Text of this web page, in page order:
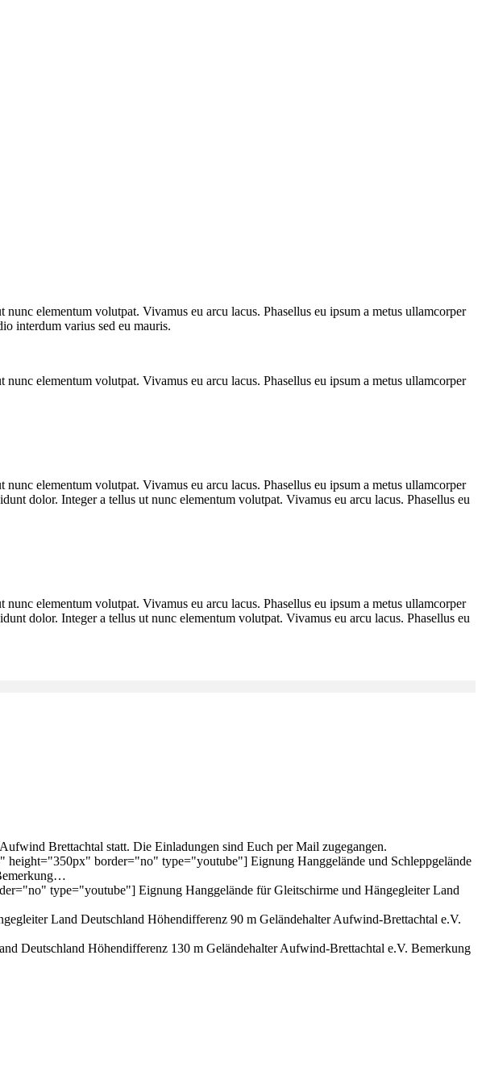
elementum volutpat. Vivamus eu arcu lacus. Phasellus eu ipsum a metus ullamcorper
interdum varius sed eu mauris.
elementum volutpat. Vivamus eu arcu lacus. Phasellus eu ipsum a metus ullamcorper
elementum volutpat. Vivamus eu arcu lacus. Phasellus eu ipsum a metus ullamcorper
dolor. Integer a tellus ut nunc elementum volutpat. Vivamus eu arcu lacus. Phasellus eu
elementum volutpat. Vivamus eu arcu lacus. Phasellus eu ipsum a metus ullamcorper
dolor. Integer a tellus ut nunc elementum volutpat. Vivamus eu arcu lacus. Phasellus eu
Brettachtal statt. Die Einladungen sind Euch per Mail zugegangen.
border="no" type="youtube"] Eignung Hanggelände und Schleppgelände
type="youtube"] Eignung Hanggelände für Gleitschirme und Hängegleiter Land
Land Deutschland Höhendifferenz 90 m Geländehalter Aufwind-Brettachtal e.V.
Deutschland Höhendifferenz 130 m Geländehalter Aufwind-Brettachtal e.V. Bemerkung